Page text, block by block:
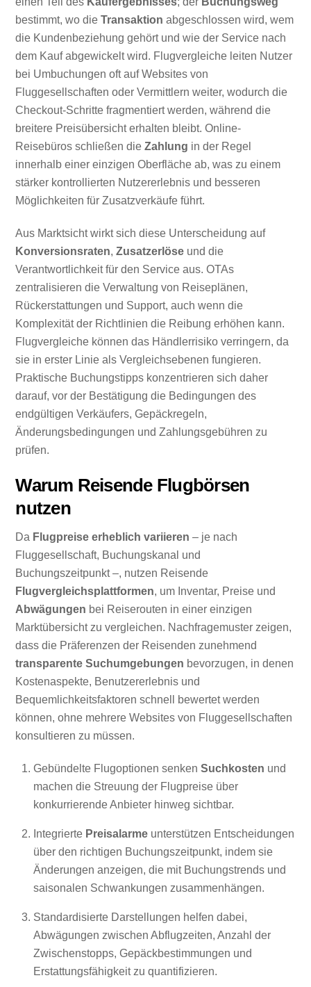
bestimmt, wo dieTransaktion abgeschlossen wird, wem
die Kundenbeziehung gehört und wie der Service nach
dem Kauf abgewickelt wird. Flugvergleiche leiten Nutzer
bei Umbuchungen oft auf Websites von
Fluggesellschaften oder Vermittlern weiter, wodurch die
Checkout-Schritte fragmentiert werden, während die
breitere Preisübersicht erhalten bleibt. Online-
Reisebüros schließen dieZahlung in der Regel
innerhalb einer einzigen Oberfläche ab, was zu einem
stärker kontrollierten Nutzererlebnis und besseren
Möglichkeiten für Zusatzverkäufe führt.
Aus Marktsicht wirkt sich diese Unterscheidung auf
Konversionsraten,Zusatzerlöse und die
Verantwortlichkeit für den Service aus. OTAs
zentralisieren die Verwaltung von Reiseplänen,
Rückerstattungen und Support, auch wenn die
Komplexität der Richtlinien die Reibung erhöhen kann.
Flugvergleiche können das Händlerrisiko verringern, da
sie in erster Linie als Vergleichsebenen fungieren.
Praktische Buchungstipps konzentrieren sich daher
darauf, vor der Bestätigung die Bedingungen des
endgültigen Verkäufers, Gepäckregeln,
Änderungsbedingungen und Zahlungsgebühren zu
prüfen.
Warum Reisende Flugbörsen
nutzen
Da Flugpreise erheblich variieren – je nach
Fluggesellschaft, Buchungskanal und
Buchungszeitpunkt –, nutzen Reisende
Flugvergleichsplattformen, um Inventar, Preise und
Abwägungen bei Reiserouten in einer einzigen
Marktübersicht zu vergleichen. Nachfragemuster zeigen,
dass die Präferenzen der Reisenden zunehmend
transparente Suchumgebungen bevorzugen, in denen
Kostenaspekte, Benutzererlebnis und
Bequemlichkeitsfaktoren schnell bewertet werden
können, ohne mehrere Websites von Fluggesellschaften
konsultieren zu müssen.
Gebündelte Flugoptionen senken Suchkosten und
machen die Streuung der Flugpreise über
konkurrierende Anbieter hinweg sichtbar.
Integrierte Preisalarme unterstützen Entscheidungen
über den richtigen Buchungszeitpunkt, indem sie
Änderungen anzeigen, die mit Buchungstrends und
saisonalen Schwankungen zusammenhängen.
Standardisierte Darstellungen helfen dabei,
Abwägungen zwischen Abflugzeiten, Anzahl der
Zwischenstopps, Gepäckbestimmungen und
Erstattungsfähigkeit zu quantifizieren.